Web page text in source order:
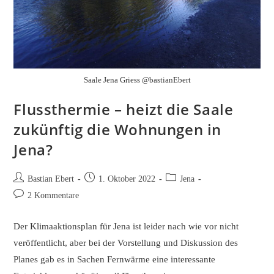
Saale Jena Griess @bastianEbert
Flussthermie – heizt die Saale
zukünftig die Wohnungen in
Jena?
Beitrags-
Autor:
Bastian Ebert
Beitrag1. Oktober 2022
Beitrags-
Jena
Beitrags-2 Kommentare
Der Klimaaktionsplan für Jena ist leider nach wie vor nicht
veröffentlicht, aber bei der Vorstellung und Diskussion des
Planes gab es in Sachen Fernwärme eine interessante